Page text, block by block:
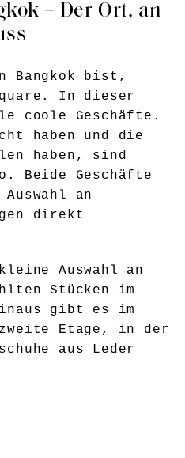
– Der Ort, an
Bangkok bist,
In dieser
coole Geschäfte.
haben und die
haben, sind
Beide Geschäfte
an
direkt
Auswahl an
Stücken im
gibt es im
zweite Etage, in der
aus Leder